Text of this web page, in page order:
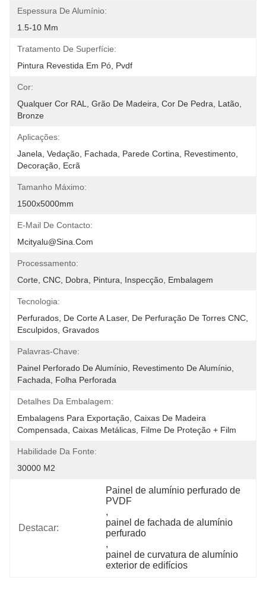
Espessura De Alumínio:
1.5-10 Mm
Tratamento De Superfície:
Pintura Revestida Em Pó, Pvdf
Cor:
Qualquer Cor RAL, Grão De Madeira, Cor De Pedra, Latão,
Bronze
Aplicações:
Janela, Vedação, Fachada, Parede Cortina, Revestimento,
Decoração, Ecrã
Tamanho Máximo:
1500x5000mm
E-Mail De Contacto:
Mcityalu@sina.com
Processamento:
Corte, CNC, Dobra, Pintura, Inspecção, Embalagem
Tecnologia:
Perfurados, De Corte A Laser, De Perfuração De Torres CNC,
Esculpidos, Gravados
Palavras-Chave:
Painel Perforado De Alumínio, Revestimento De Alumínio,
Fachada, Folha Perforada
Detalhes Da Embalagem:
Embalagens Para Exportação, Caixas De Madeira
Compensada, Caixas Metálicas, Filme De Proteção + Film
Habilidade Da Fonte:
30000 M2
Destacar:
Painel de alumínio perfurado de
PVDF
,
painel de fachada de alumínio
perfurado
,
painel de curvatura de alumínio
exterior de edifícios